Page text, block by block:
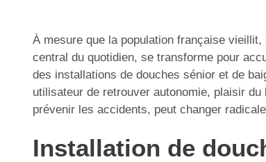
À mesure que la population française
central du quotidien, se transforme pour
des installations de douches sénior et de
utilisateur de retrouver autonomie, plaisir
prévenir les accidents, peut changer
Installation de